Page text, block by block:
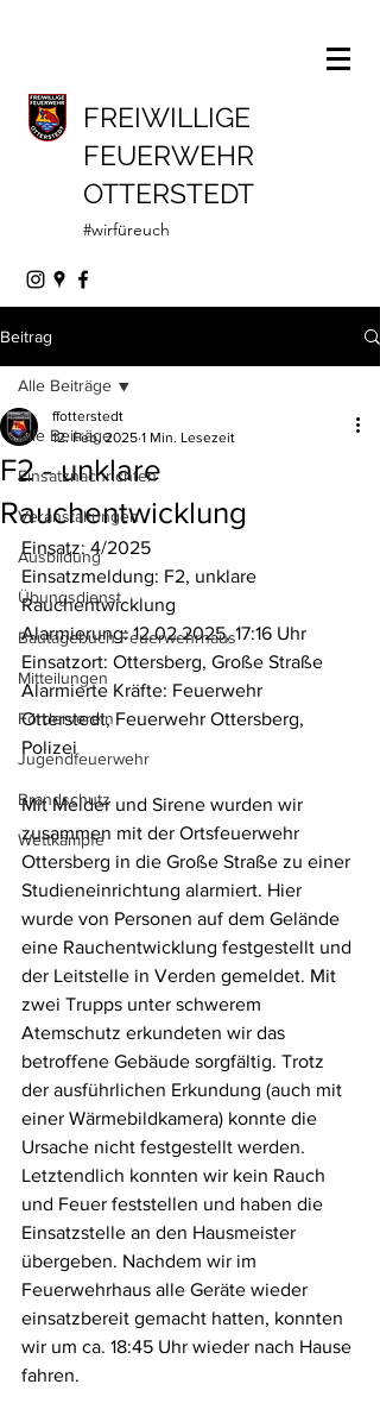
FREIWILLIGE
FEUERWEHR
OTTERSTEDT
#wirfüreuch
Beitrag
Alle Beiträge
Einsatznachrichten
Veranstaltungen
Ausbildung
Übungsdienst
Bautagebuch Feuerwehrhaus
Mitteilungen
Förderverein
Jugendfeuerwehr
Brandschutz
Wettkämpfe
Alle Beiträge
F2 - unklare
Rauchentwicklung
ffotterstedt
12. Feb. 2025 1 Min. Lesezeit
Einsatz: 4/2025
Einsatzmeldung: F2, unklare
Rauchentwicklung
Alarmierung: 12.02.2025, 17:16 Uhr
Einsatzort: Ottersberg, Große Straße
Alarmierte Kräfte: Feuerwehr
Otterstedt, Feuerwehr Ottersberg,
Polizei
Mit Melder und Sirene wurden wir
zusammen mit der Ortsfeuerwehr
Ottersberg in die Große Straße zu einer
Studieneinrichtung alarmiert. Hier
wurde von Personen auf dem Gelände
eine Rauchentwicklung festgestellt und
der Leitstelle in Verden gemeldet. Mit
zwei Trupps unter schwerem
Atemschutz erkundeten wir das
betroffene Gebäude sorgfältig. Trotz
der ausführlichen Erkundung (auch mit
einer Wärmebildkamera) konnte die
Ursache nicht festgestellt werden.
Letztendlich konnten wir kein Rauch
und Feuer feststellen und haben die
Einsatzstelle an den Hausmeister
übergeben. Nachdem wir im
Feuerwehrhaus alle Geräte wieder
einsatzbereit gemacht hatten, konnten
wir um ca. 18:45 Uhr wieder nach Hause
fahren.